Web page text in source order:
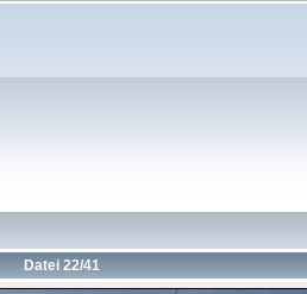
Datei 22/41